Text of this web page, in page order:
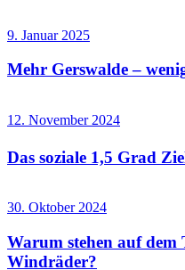
9. Januar 2025
Mehr Gerswalde –
12. November 2024
Das soziale 1,5 Grad
30. Oktober 2024
Warum stehen auf dem
Windräder?